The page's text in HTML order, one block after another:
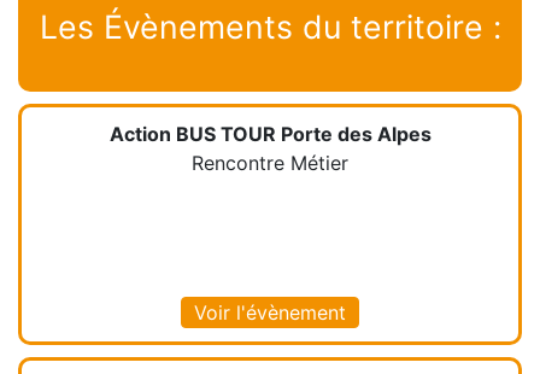
Les Évènements du territoire :
Action BUS TOUR Porte des Alpes
Rencontre Métier
Voir l'évènement